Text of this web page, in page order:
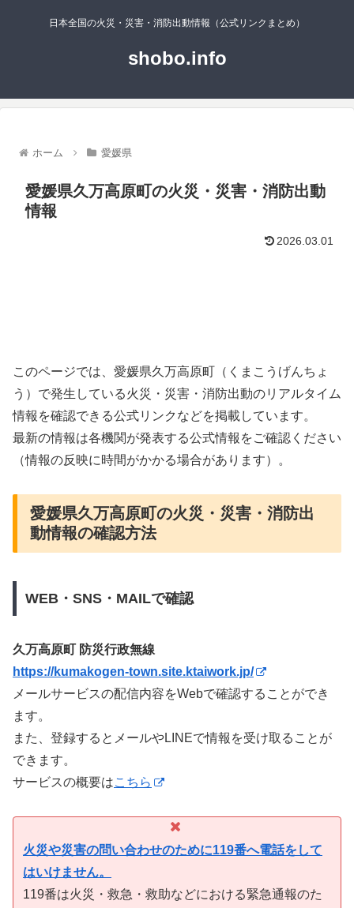
日本全国の火災・災害・消防出動情報（公式リンクまとめ）
shobo.info
ホーム 愛媛県
愛媛県久万高原町の火災・災害・消防出動
情報
2026.03.01
このページでは、愛媛県久万高原町（くまこうげんちょ
う）で発生している火災・災害・消防出動のリアルタイム
情報を確認できる公式リンクなどを掲載しています。
最新の情報は各機関が発表する公式情報をご確認ください
（情報の反映に時間がかかる場合があります）。
愛媛県久万高原町の火災・災害・消防出
動情報の確認方法
WEB・SNS・MAILで確認
久万高原町 防災行政無線
https://kumakogen-town.site.ktaiwork.jp/
メールサービスの配信内容をWebで確認することができ
ます。
また、登録するとメールやLINEで情報を受け取ることが
できます。
サービスの概要はこちら
火災や災害の問い合わせのために119番へ電話をして
はいけません。
119番は火災・救急・救助などにおける緊急通報のた